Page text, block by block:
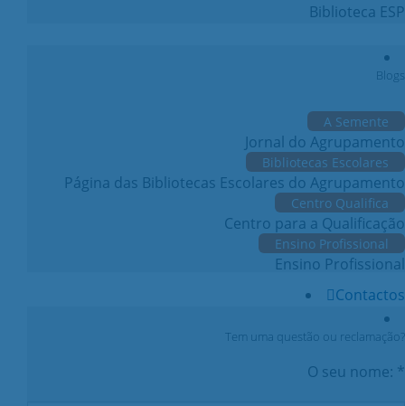
Biblioteca ESP
Blogs
A Semente
Jornal do Agrupamento
Bibliotecas Escolares
Página das Bibliotecas Escolares do Agrupamento
Centro Qualifica
Centro para a Qualificação
Ensino Profissional
Ensino Profissional
Contactos
Tem uma questão ou reclamação?
O seu nome: *